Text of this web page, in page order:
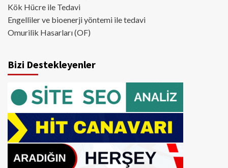
Kök Hücre ile Tedavi
Engelliler ve bioenerji yöntemi ile tedavi
Omurilik Hasarları (OF)
Bizi Destekleyenler